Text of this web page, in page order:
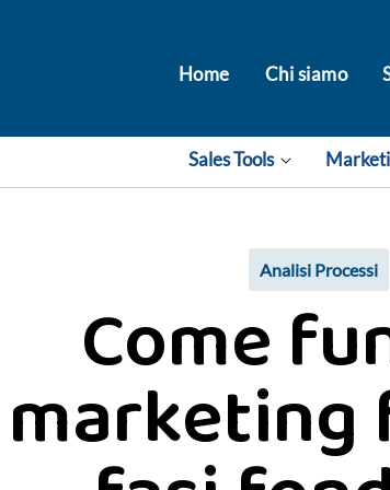
Home Chi siamo
Sales Tools
Analisi Processi
Come
marketing